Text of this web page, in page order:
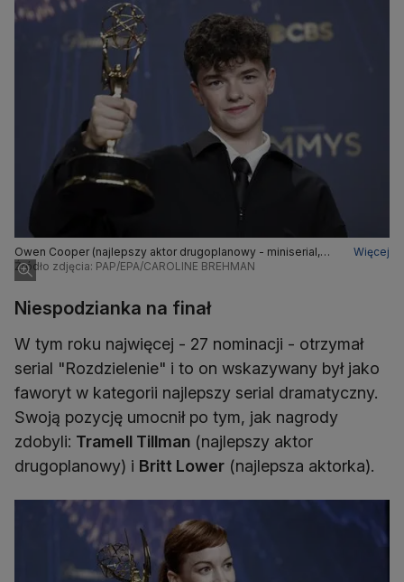
Owen Cooper (najlepszy aktor drugoplanowy - miniserial,
antologia serialowa)
Więcej
Źródło zdjęcia: PAP/EPA/CAROLINE BREHMAN
Niespodzianka na finał
W tym roku najwięcej - 27 nominacji - otrzymał
serial "Rozdzielenie" i to on wskazywany był jako
faworyt w kategorii najlepszy serial dramatyczny.
Swoją pozycję umocnił po tym, jak nagrody
zdobyli: Tramell Tillman (najlepszy aktor
drugoplanowy) i Britt Lower (najlepsza aktorka).